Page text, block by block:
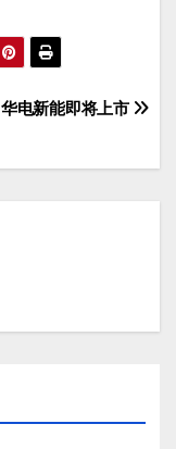
华电新能即将上市